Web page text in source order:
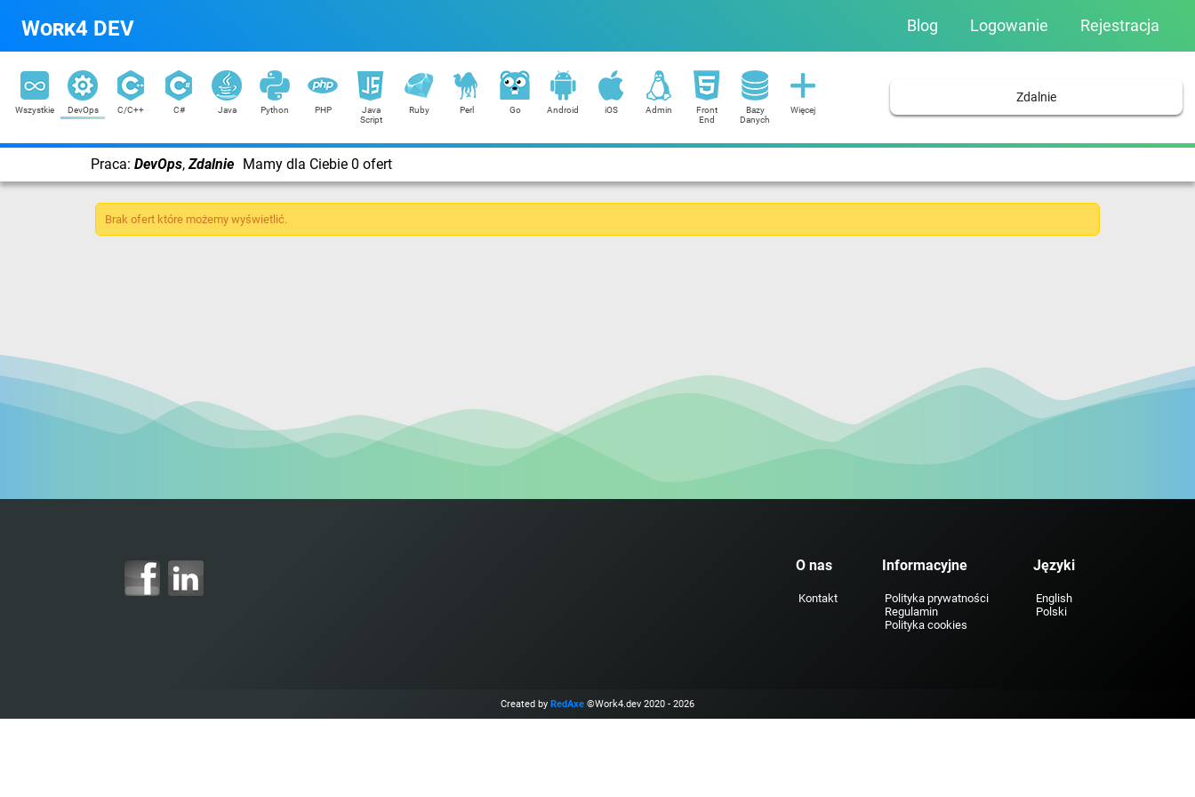
Work4 DEV Blog Logowanie Rejestracja
Wszystkie DevOps C/C++ C# Java Python PHP
Java
Script
Ruby Perl Go Android iOS Admin
Front
End
Bazy
Danych
Więcej
Zdalnie
Praca: DevOps,Zdalnie Mamy dla Ciebie 0 ofert
Brak ofert które możemy wyświetlić.
O nas
Kontakt
Informacyjne
Polityka prywatności
Regulamin
Polityka cookies
Języki
English
Polski
Created by RedAxe ©Work4.dev 2020 - 2026